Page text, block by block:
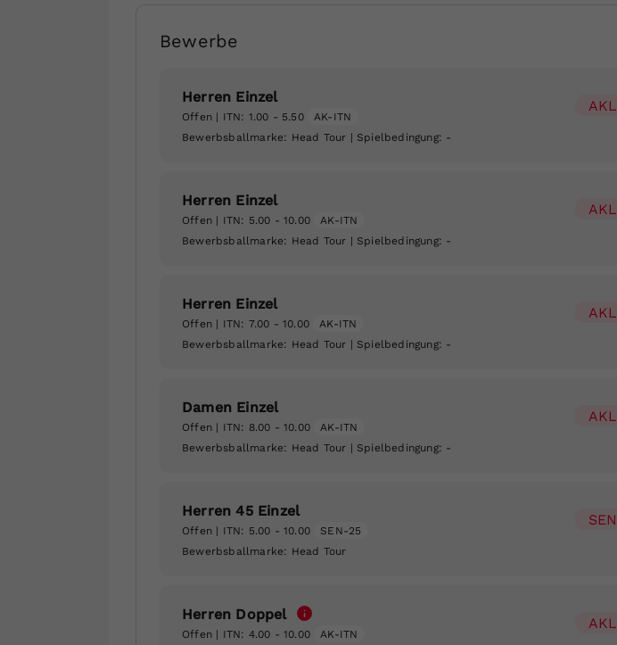
Bewerbe
Herren Einzel
Offen | ITN: 1.00 - 5.50 AK-ITN
AKL
Bewerbsballmarke: Head Tour | Spielbedingung: -
Herren Einzel
Offen | ITN: 5.00 - 10.00 AK-ITN
AKL
Bewerbsballmarke: Head Tour | Spielbedingung: -
Herren Einzel
Offen | ITN: 7.00 - 10.00 AK-ITN
AKL
Bewerbsballmarke: Head Tour | Spielbedingung: -
Damen Einzel
Offen | ITN: 8.00 - 10.00 AK-ITN
AKL
Bewerbsballmarke: Head Tour | Spielbedingung: -
Herren 45 Einzel
Offen | ITN: 5.00 - 10.00 SEN-25
SEN
Bewerbsballmarke: Head Tour
Herren Doppel
Offen | ITN: 4.00 - 10.00 AK-ITN
AKL